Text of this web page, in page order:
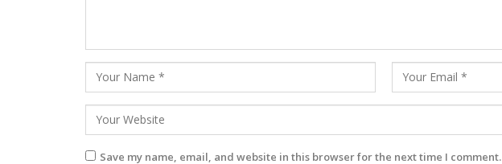
Save my name, email, and website in this browser for the next time I comment.